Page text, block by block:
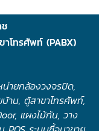
โทรศัพท์ (PABX)
ายกล้องวงจรปิด,
น, ตู้สาขาโทรศัพท์,
แผงไม้กัน, วาง